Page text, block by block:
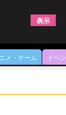
メ・ゲーム イベ
表示